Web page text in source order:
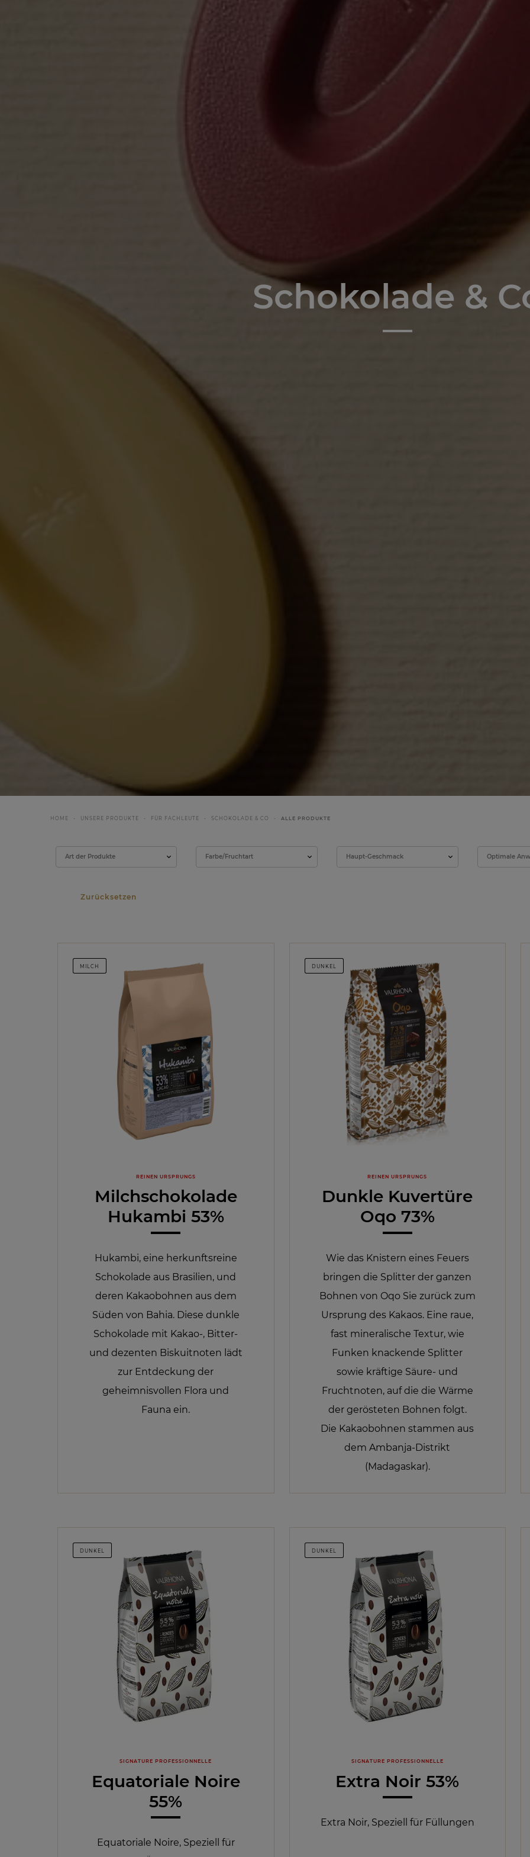
Schokolade &
HOME UNSERE PRODUKTE FÜR FACHLEUTE SCHOKOLADE & CO ALLE PRODUKTE
Art der Produkte Farbe/Fruchtart Haupt-Geschmack Optimale
Filter
MILCH
REINEN URSPRUNGS
Milchschokolade
Hukambi 53%
Hukambi, eine herkunftsreine
Schokolade aus Brasilien, und
deren Kakaobohnen aus dem
Süden von Bahia. Diese dunkle
Schokolade mit Kakao-, Bitter-
und dezenten Biskuitnoten lädt
zur Entdeckung der
geheimnisvollen Flora und
Fauna ein.
DUNKEL
REINEN URSPRUNGS
Dunkle Kuvertüre
Oqo 73%
Wie das Knistern eines Feuers
bringen die Splitter der ganzen
Bohnen von Oqo Sie zurück zum
Ursprung des Kakaos. Eine raue,
fast mineralische Textur, wie
Funken knackende Splitter
sowie kräftige Säure- und
Fruchtnoten, auf die die Wärme
der gerösteten Bohnen folgt.
Die Kakaobohnen stammen aus
dem Ambanja-Distrikt
(Madagaskar).
DUNKEL
SIGNATURE PROFESSIONNELLE
Equatoriale Noire
55%
Equatoriale Noire, Speziell für
DUNKEL
SIGNATURE PROFESSIONNELLE
Extra Noir 53%
Extra Noir, Speziell für Füllungen